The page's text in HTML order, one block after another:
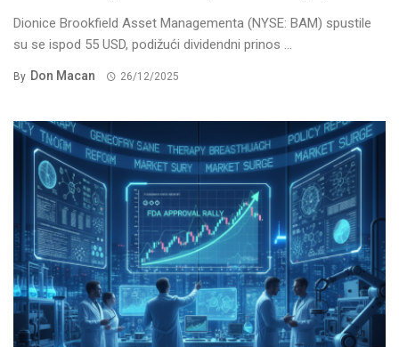
Dionice Brookfield Asset Managementa (NYSE: BAM) spustile
su se ispod 55 USD, podižući dividendni prinos ...
By Don Macan 26/12/2025